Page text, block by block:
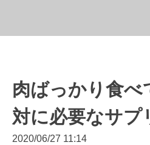
肉ばっかり食べ
対に必要なサプ
2020/06/27 11:14